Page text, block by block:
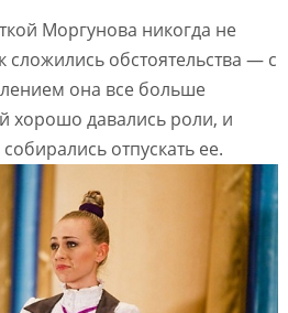
Моргунова никогда не
сложились обстоятельства — с
она все больше
хорошо давались роли, и
отпускать ее.